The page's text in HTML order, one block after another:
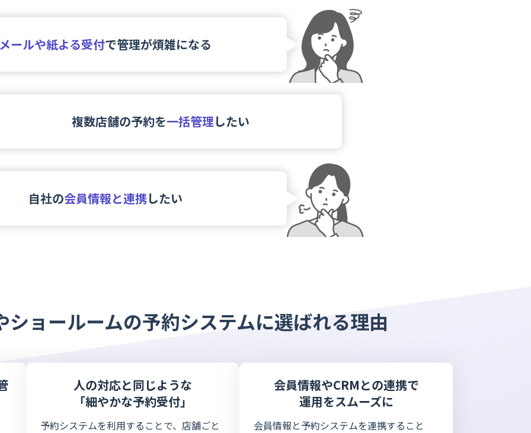
ールや紙よる受付で管理が煩雑になる
複数店舗の予約を一括管理したい
自社の会員情報と連携したい
ショールームの予約システムに選ばれる理由
人の対応と同じような
「細やかな予約受付」
予約システムを利用することで、店舗ごと
会員情報やCRMとの連携で
運用をスムーズに
会員情報と予約システムを連携すること